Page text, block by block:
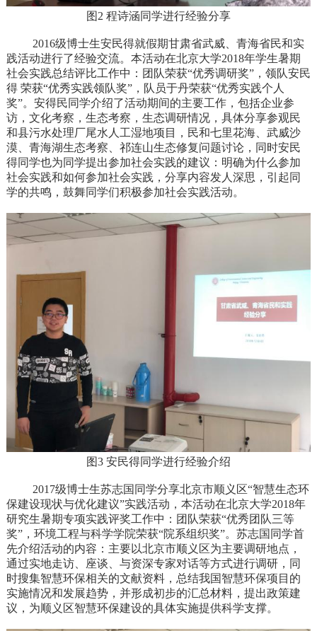
图2 程诗涵同学进行经验分享
2016级博士生安民得就假期甘肃省武威、青海省民和实
践活动进行了经验交流。本活动在北京大学2018年学生暑期
社会实践总结评比工作中：团队荣获“优秀调研奖”，领队安民
得 荣获“优秀实践领队奖”，队员于丹荣获“优秀实践个人
奖”。安得民同学介绍了活动期间的主要工作，包括企业参
访，文化考察，生态考察，生态调研情况，具体分享参观民
和县污水处理厂尾水人工湿地项目，民和七里花海、武威沙
漠、青海湖生态考察、祁连山生态修复问题讨论，同时安民
得同学也为同学提出参加社会实践的建议：明确为什么参加
社会实践和如何参加社会实践，分享内容发人深思，引起同
学的共鸣， 鼓舞同学们积极参加社会实践活动。
图3 安民得同学进行经验介绍
2017级博士生苏志国同学分享北京市顺义区“智慧生态环
保建设现状与优化建议”实践活动，本活动在北京大学2018年
研究生暑期专项实践评奖工作中：团队荣获“优秀团队三等
奖”，环境工程与科学学院荣获“院系组织奖”。苏志国同学首
先介绍活动的内容：主要以北京市顺义区为主要调研地点，
通过实地走访、座谈、与资深专家对话等方式进行调研，同
时搜集智慧环保相关的文献资料，总结我国智慧环保项目的
实施情况和发展趋势，并形成初步的汇总材料，提出政策建
议，为顺义区智慧环保建设的具体实施提供科学支撑。